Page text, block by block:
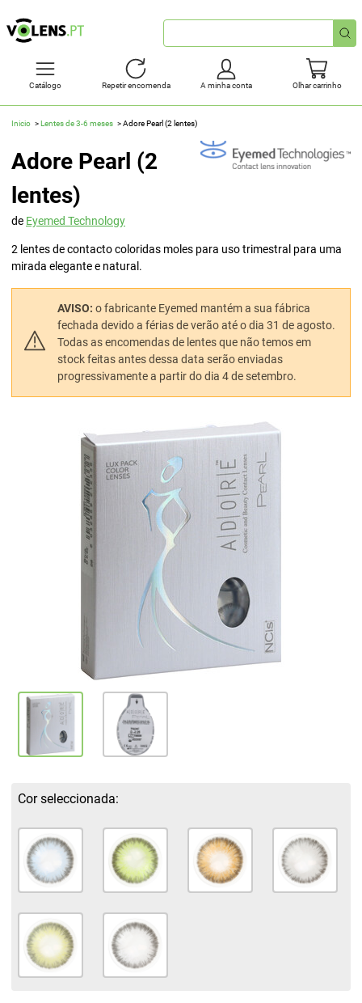
Pesquisa
rápida
Catálogo Repetir encomenda A minha conta Olhar carrinho
Inicio Lentes de 3-6 meses Adore Pearl (2 lentes)
Adore Pearl (2
lentes)
de Eyemed Technology
2 lentes de contacto coloridas moles para uso trimestral para uma
mirada elegante e natural.
AVISO: o fabricante Eyemed mantém a sua fábrica
fechada devido a férias de verão até o dia 31 de agosto.
Todas as encomendas de lentes que não temos em
stock feitas antes dessa data serão enviadas
progressivamente a partir do dia 4 de setembro.
Cor seleccionada: